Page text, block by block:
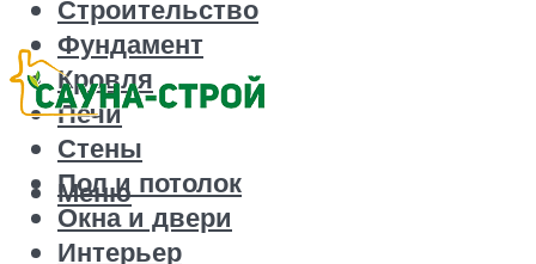
Строительство
Фундамент
Кровля
Печи
Стены
Пол и потолок
Окна и двери
Интерьер
Меню